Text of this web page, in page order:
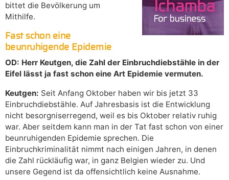
bittet die Bevölkerung um
Mithilfe.
Fast schon eine
beunruhigende Epidemie
OD: Herr Keutgen, die Zahl der Einbruchdiebstähle in der
Eifel lässt ja fast schon eine Art Epidemie vermuten.
Keutgen: Seit Anfang Oktober haben wir bis jetzt 33
Einbruchdiebstähle. Auf Jahresbasis ist die Entwicklung
nicht besorgniserregend, weil es bis Oktober relativ ruhig
war. Aber seitdem kann man in der Tat fast schon von einer
beunruhigenden Epidemie sprechen. Die
Einbruchkriminalität nimmt nach einigen Jahren, in denen
die Zahl rückläufig war, in ganz Belgien wieder zu. Und
unsere Gegend ist da offensichtlich keine Ausnahme.